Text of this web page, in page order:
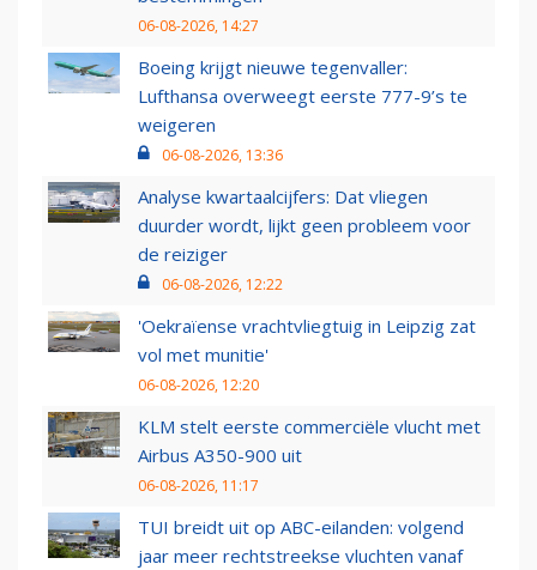
06-08-2026, 14:27
Boeing krijgt nieuwe tegenvaller:
Lufthansa overweegt eerste 777-9’s te
weigeren
06-08-2026, 13:36
Analyse kwartaalcijfers: Dat vliegen
duurder wordt, lijkt geen probleem voor
de reiziger
06-08-2026, 12:22
'Oekraïense vrachtvliegtuig in Leipzig zat
vol met munitie'
06-08-2026, 12:20
KLM stelt eerste commerciële vlucht met
Airbus A350-900 uit
06-08-2026, 11:17
TUI breidt uit op ABC-eilanden: volgend
jaar meer rechtstreekse vluchten vanaf